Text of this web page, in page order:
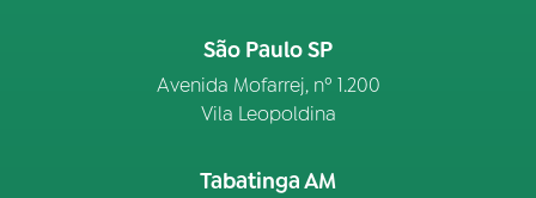
São Paulo SP
Avenida Mofarrej, nº 1.200
Vila Leopoldina
Tabatinga AM